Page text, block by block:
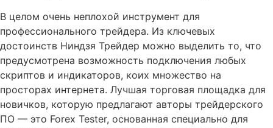
В целом очень неплохой инструмент для
профессионального трейдера. Из ключевых
достоинств Ниндзя Трейдер можно выделить то, что
предусмотрена возможность подключения любых
скриптов и индикаторов, коих множество на
просторах интернета. Лучшая торговая площадка для
новичков, которую предлагают авторы трейдерского
ПО — это Forex Tester, основанная специально для